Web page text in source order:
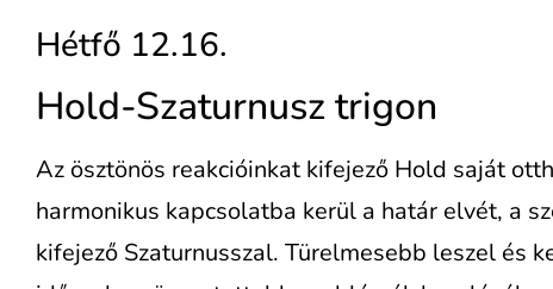
Hétfő 12.16.
Hold-Szaturnusz trigon
Az ösztönös reakcióinkat kifejező Hold saját
harmonikus kapcsolatba kerül a határ elvét, a
kifejező Szaturnusszal. Türelmesebb leszel és